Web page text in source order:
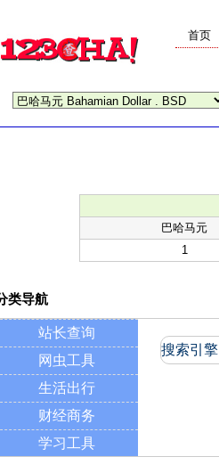
首页
巴哈马元
1
类导航
站长查询
网虫工具
生活出行
财经商务
学习工具